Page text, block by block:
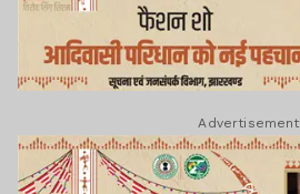
Advertisement